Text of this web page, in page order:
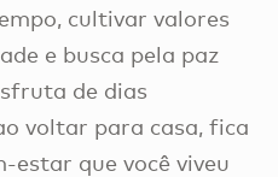
cultivar valores
e busca pela paz
de dias
voltar para casa, fica
estar que você viveu